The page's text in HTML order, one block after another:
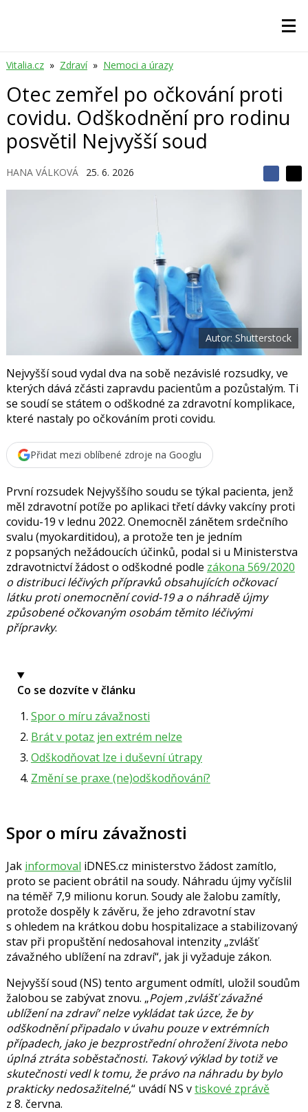
Vitalia.cz » Zdraví » Nemoci a úrazy
Otec zemřel po očkování proti
covidu. Odškodnění pro rodinu
posvětil Nejvyšší soud
HANA VÁLKOVÁ 25. 6. 2026
SS
b
o
o
k
X
Autor: Shutterstock
Nejvyšší soud vydal dva na sobě nezávislé rozsudky, ve
kterých dává zčásti zapravdu pacientům a pozůstalým. Ti
se soudí se státem o odškodné za zdravotní komplikace,
které nastaly po očkováním proti covidu.
Přidat mezi oblíbené zdroje na Googlu
První rozsudek Nejvyššího soudu se týkal pacienta, jenž
měl zdravotní potíže po aplikaci třetí dávky vakcíny proti
covidu-19 v lednu 2022. Onemocněl zánětem srdečního
svalu (myokarditidou), a protože ten je jedním
z popsaných nežádoucích účinků, podal si u Ministerstva
zdravotnictví žádost o odškodné podle zákona 569/2020
o distribuci léčivých přípravků obsahujících očkovací
látku proti onemocnění covid-19 a o náhradě újmy
způsobené očkovaným osobám těmito léčivými
přípravky.
Co se dozvíte v článku
Spor o míru závažnosti
Brát v potaz jen extrém nelze
Odškodňovat lze i duševní útrapy
Změní se praxe (ne)odškodňování?
Spor o míru závažnosti
Jak informoval iDNES.cz ministerstvo žádost zamítlo,
proto se pacient obrátil na soudy. Náhradu újmy vyčíslil
na téměř 7,9 milionu korun. Soudy ale žalobu zamítly,
protože dospěly k závěru, že jeho zdravotní stav
s ohledem na krátkou dobu hospitalizace a stabilizovaný
stav při propuštění nedosahoval intenzity „zvlášť
závažného ublížení na zdraví“, jak ji vyžaduje zákon.
Nejvyšší soud (NS) tento argument odmítl, uložil soudům
žalobou se zabývat znovu. Pojem ‚zvlášť závažné
ublížení na zdraví‘ nelze vykládat tak úzce, že by
odškodnění připadalo v úvahu pouze v extrémních
případech, jako je bezprostřední ohrožení života nebo
úplná ztráta soběstačnosti. Takový výklad by totiž ve
skutečnosti vedl k tomu, že právo na náhradu by bylo
prakticky nedosažitelné, uvádí NS vtiskové zprávě
z 8. června.